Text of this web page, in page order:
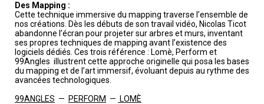
Des Mapping :
Cette technique immersive du mapping traverse l’ensemble de
nos créations. Dès les débuts de son travail vidéo, Nicolas Ticot
abandonne l’écran pour projeter sur arbres et murs, inventant
ses propres techniques de mapping avant l’existence des
logiciels dédiés. Ces trois référence : Lomè, Perform et
99Angles illustrent cette approche originelle qui posa les bases
du mapping et de l’art immersif, évoluant depuis au rythme des
avancées technologiques.
99ANGLES — PERFORM — LOMÈ